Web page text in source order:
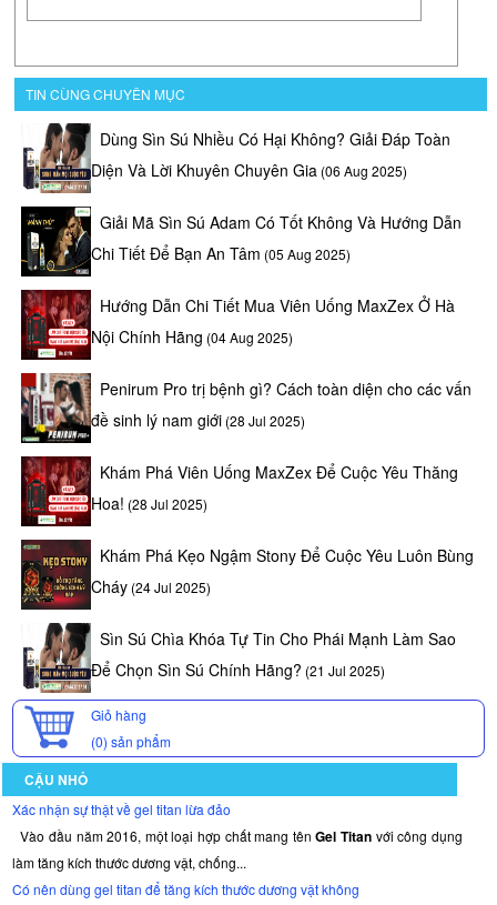
TIN CÙNG CHUYÊN MỤC
Dùng Sìn Sú Nhiều Có Hại Không? Giải Đáp Toàn
Diện Và Lời Khuyên Chuyên Gia (06 Aug 2025)
Giải Mã Sìn Sú Adam Có Tốt Không Và Hướng Dẫn
Chi Tiết Để Bạn An Tâm (05 Aug 2025)
Hướng Dẫn Chi Tiết Mua Viên Uống MaxZex Ở Hà
Nội Chính Hãng (04 Aug 2025)
Penirum Pro trị bệnh gì? Cách toàn diện cho các vấn
đề sinh lý nam giới (28 Jul 2025)
Khám Phá Viên Uống MaxZex Để Cuộc Yêu Thăng
Hoa! (28 Jul 2025)
Khám Phá Kẹo Ngậm Stony Để Cuộc Yêu Luôn Bùng
Cháy (24 Jul 2025)
Sìn Sú Chìa Khóa Tự Tin Cho Phái Mạnh Làm Sao
Để Chọn Sìn Sú Chính Hãng? (21 Jul 2025)
Giỏ hàng
(0) sản phẩm
CẬU NHỎ
Xác nhận sự thật về gel titan lừa đảo
Vào đầu năm 2016, một loại hợp chất mang tênGel Titanvới công dụng
làm tăng kích thước dương vật, chống...
Có nên dùng gel titan để tăng kích thước dương vật không